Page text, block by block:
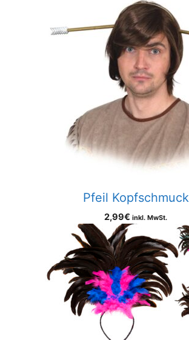
Pfeil Kopfschmuck
2,99€ inkl. MwSt.